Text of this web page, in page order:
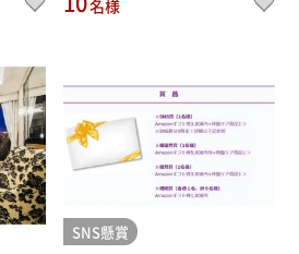
名様
SNS懸賞